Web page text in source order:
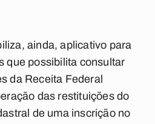
ainda, aplicativo para
que possibilita consultar
da Receita Federal
das restituições do
de uma inscrição no